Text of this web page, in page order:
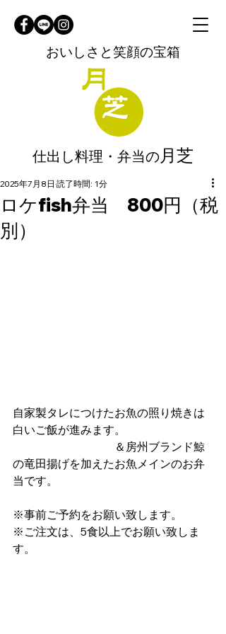
おいしさと笑顔の宝箱
仕出し料理・弁当の 月芝
ロケfish弁当 800円（税
別）
2025年7月8日 読了時間: 1分
自家製タレにつけたお魚の照り焼きは
白いご飯が進みます。
＆房州ブランド鯨
の竜田揚げを加えたお魚メインのお弁
当です。
※事前ご予約をお願い致します。
※ご注文は、5食以上でお願い致しま
す。